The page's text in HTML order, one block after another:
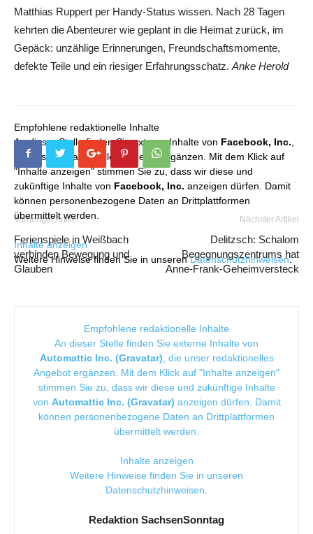
Matthias Ruppert per Handy-Status wissen. Nach 28 Tagen
kehrten die Abenteurer wie geplant in die Heimat zurück, im
Gepäck: unzählige Erinnerungen, Freundschaftsmomente,
defekte Teile und ein riesiger Erfahrungsschatz. Anke Herold
Empfohlene redaktionelle Inhalte
An dieser Stelle finden Sie externe Inhalte von Facebook, Inc.
die unser redaktionelles Angebot ergänzen. Mit dem Klick auf
"Inhalte anzeigen" stimmen Sie zu, dass wir diese und
zukünftige Inhalte von Facebook, Inc. anzeigen dürfen. Damit
können personenbezogene Daten an Drittplattformen
übermittelt werden.
Inhalte anzeigen
Weitere Hinweise finden Sie in unserenDatenschutzhinweisen.
Vorheriger Artikel
Ferienspiele in Weißbach
verbinden Bewegung und
Glauben
Nächster Artikel
Delitzsch: Schalom
Begegnungszentrums hat
Anne-Frank-Geheimversteck
Empfohlene redaktionelle Inhalte
An dieser Stelle finden Sie externe Inhalte von
Automattic Inc. (Gravatar) , die unser redaktionelles
Angebot ergänzen. Mit dem Klick auf "Inhalte anzeigen"
stimmen Sie zu, dass wir diese und zukünftige Inhalte
von Automattic Inc. (Gravatar) anzeigen dürfen. Damit
können personenbezogene Daten an Drittplattformen
übermittelt werden.
Inhalte anzeigen
Weitere Hinweise finden Sie in unseren
Datenschutzhinweisen
Redaktion SachsenSonntag